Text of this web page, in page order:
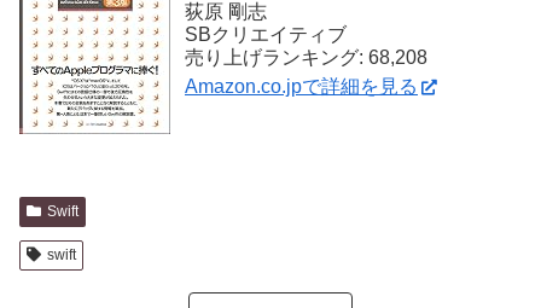
荻原 剛志
SBクリエイティブ
売り上げランキング: 68,208
Amazon.co.jpで詳細を見る
Swift
swift